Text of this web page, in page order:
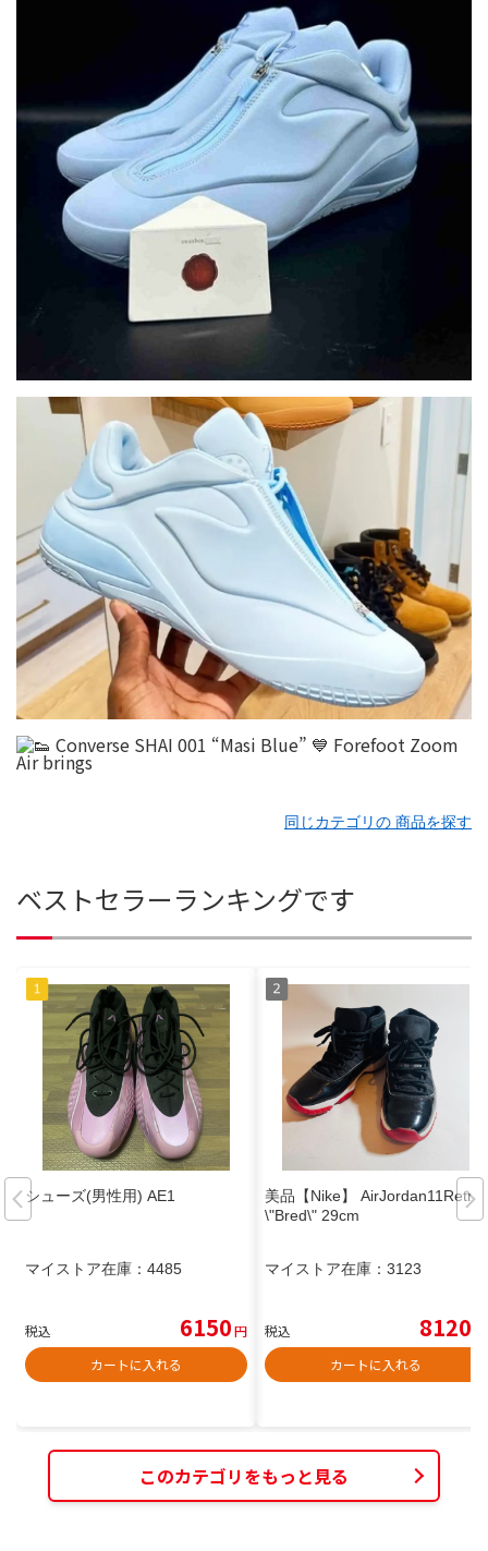
同じカテゴリの 商品を探す
ベストセラーランキングです
シューズ(男性用) AE1
マイストア在庫： 4485
税込 6150円
カートに入れる
美品【Nike】 AirJordan11Retro
\"Bred\" 29cm
マイストア在庫： 3123
税込 8120
カートに入れる
このカテゴリをもっと見る